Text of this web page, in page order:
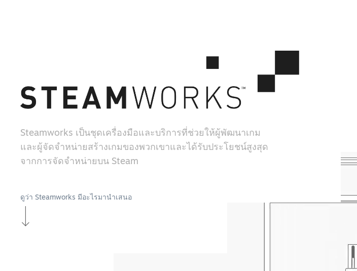
Steamworks เป็นชุดเครื่องมือและบริการที่ช่วยให้ผู้พัฒนาเกม
และผู้จัดจำหน่ายสร้างเกมของพวกเขาและได้รับประโยชน์สูงสุด
จากการจัดจำหน่ายบน Steam
ดูว่า Steamworks มีอะไรมานำเสนอ